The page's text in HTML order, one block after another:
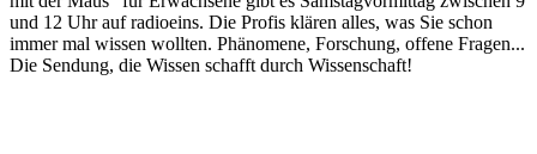
und 12 Uhr auf radioeins. Die Profis klären alles, was Sie schon
immer mal wissen wollten. Phänomene, Forschung, offene Fragen...
Die Sendung, die Wissen schafft durch Wissenschaft!